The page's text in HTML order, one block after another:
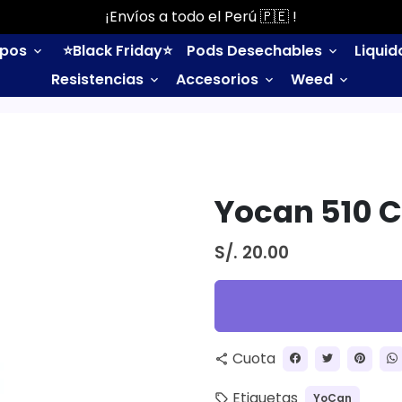
¡Envíos a todo el Perú 🇵🇪 !
keyboard_arrow_down ⭐️Black Friday⭐️ Pods Desechables keyboard_arrow_down
Resistencias keyboard_arrow_down Accesorios keyboard_arrow_down Weed keyboard_arrow_down
Yocan 510
S/. 20.00
share Cuota
local_offer YoCan